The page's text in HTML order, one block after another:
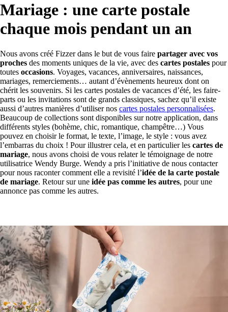
Mariage : une carte postale
chaque mois pendant un an
Nous avons créé Fizzer dans le but de vous faire partager avec vos
proches des moments uniques de la vie, avec des cartes postales pour
toutes occasions. Voyages, vacances, anniversaires, naissances,
mariages, remerciements… autant d’évènements heureux dont on
chérit les souvenirs. Si les cartes postales de vacances d’été, les faire-
parts ou les invitations sont de grands classiques, sachez qu’il existe
aussi d’autres manières d’utiliser nos cartes postales personnalisées.
Beaucoup de collections sont disponibles sur notre application, dans
différents styles (bohème, chic, romantique, champêtre…) Vous
pouvez en choisir le format, le texte, l’image, le style : vous avez
l’embarras du choix ! Pour illustrer cela, et en particulier les cartes de
mariage, nous avons choisi de vous relater le témoignage de notre
utilisatrice Wendy Burge. Wendy a pris l’initiative de nous contacter
pour nous raconter comment elle a revisité l’idée de la carte postale
de mariage. Retour sur une idée pas comme les autres, pour une
annonce pas comme les autres.